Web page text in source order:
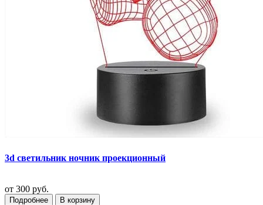
3d светильник ночник проекционный
от 300 руб.
Подробнее В корзину